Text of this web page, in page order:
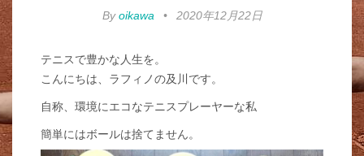
Byoikawa • 2020年12月22日
テニスで豊かな人生を。
こんにちは、ラフィノの及川です。
自称、環境にエコなテニスプレーヤーな私
簡単にはボールは捨てません。